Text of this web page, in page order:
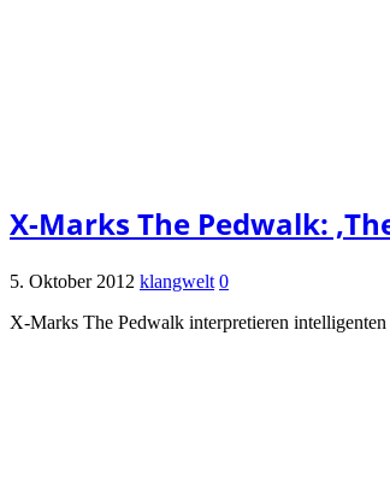
X-Marks The Pedwalk:
5. Oktober 2012 klangwelt 0
X-Marks The Pedwalk interpretieren